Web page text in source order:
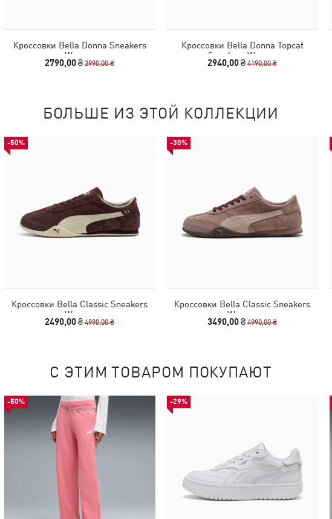
Кроссовки Bella Donna Sneakers
Women
2790,00 ₴3990,00 ₴
Кроссовки Bella Donna Topcat
Sneakers Women
2940,00 ₴4190,00 ₴
БОЛЬШЕ ИЗ ЭТОЙ КОЛЛЕКЦИИ
-50%
Кроссовки Bella Classic Sneakers
Women
2490,00 ₴4990,00 ₴
-30%
Кроссовки Bella Classic Sneakers
Women
3490,00 ₴4990,00 ₴
С ЭТИМ ТОВАРОМ ПОКУПАЮТ
-50% -29%